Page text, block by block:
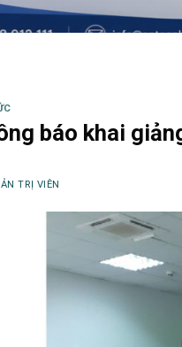
báo khai
TRỊ VIÊN